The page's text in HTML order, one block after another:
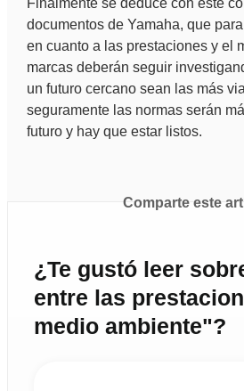
Finalmente se deduce con este
documentos de Yamaha, que
en cuanto a las prestaciones y el
marcas deberán seguir
un futuro cercano sean las más
seguramente las normas serán
futuro y hay que estar listos.
Comparte este
¿Te gustó leer
entre las
medio ambiente"?